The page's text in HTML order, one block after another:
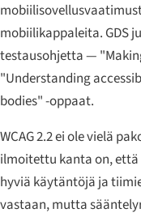
mobiilikappaleita. GDS
testausohjetta —
"Understanding
bodies" -oppaat.
WCAG 2.2 ei ole vielä
ilmoitettu kanta on, että
hyviä käytäntöjä ja
vastaan, mutta